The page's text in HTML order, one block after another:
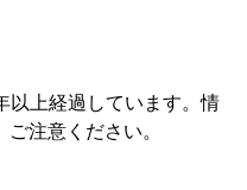
以上経過しています。情
注意ください。